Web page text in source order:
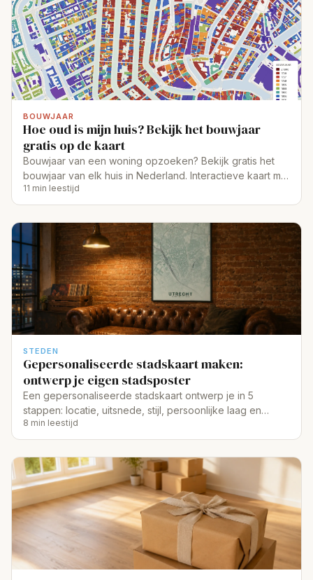
BOUWJAAR
Hoe oud is mijn huis? Bekijk het bouwjaar
gratis op de kaart
Bouwjaar van een woning opzoeken? Bekijk gratis het
bouwjaar van elk huis in Nederland. Interactieve kaart met
10 miljoen panden per bouwperiode.
11 min leestijd
STEDEN
Gepersonaliseerde stadskaart maken:
ontwerp je eigen stadsposter
Een gepersonaliseerde stadskaart ontwerp je in 5
stappen: locatie, uitsnede, stijl, persoonlijke laag en
formaat. Klaar in 5 minuten.
8 min leestijd